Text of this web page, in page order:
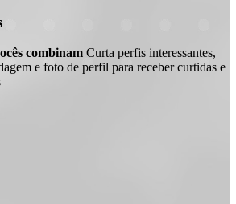
combinam Curta perfis interessantes,
e foto de perfil para receber curtidas e